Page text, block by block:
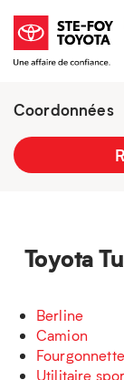
Coordonnées
7h -
Toyota
Berline
Camion
Fourgonnette
Utilitaire